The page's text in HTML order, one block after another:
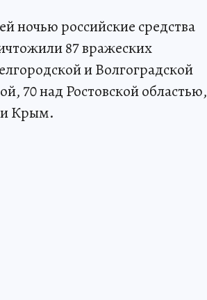
ночью российские средства
87 вражеских
и Волгоградской
70 над Ростовской областью,
Крым.